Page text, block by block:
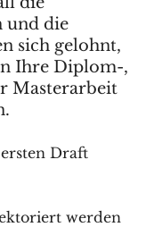
und die
sich gelohnt,
Ihre Diplom-,
Masterarbeit
Draft
werden